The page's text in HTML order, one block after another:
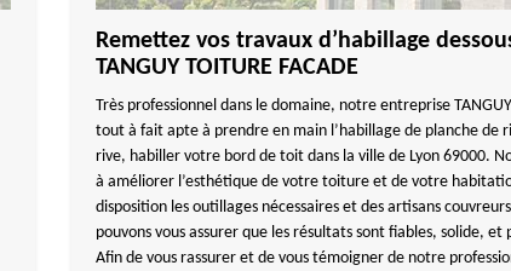
Remettez vos travaux d’habillage
TANGUY TOITURE FACADE
Très professionnel dans le domaine, notre entreprise TANGUY
tout à fait apte à prendre en main l’habillage de planche de
rive, habiller votre bord de toit dans la ville de Lyon 69000.
à améliorer l’esthétique de votre toiture et de votre
disposition les outillages nécessaires et des artisans
pouvons vous assurer que les résultats sont fiables, solide,
Afin de vous rassurer et de vous témoigner de notre